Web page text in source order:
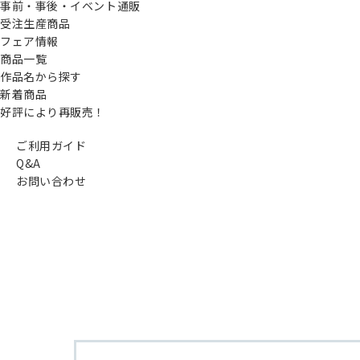
事前・事後・イベント通販
受注生産商品
フェア情報
商品一覧
作品名から探す
新着商品
好評により再販売！
ご利用ガイド
Q&A
お問い合わせ